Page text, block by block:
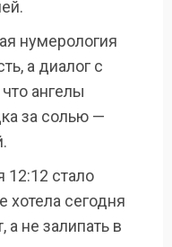
нумерология
а диалог с
ангелы
за солью —
стало
хотела сегодня
а не залипать в